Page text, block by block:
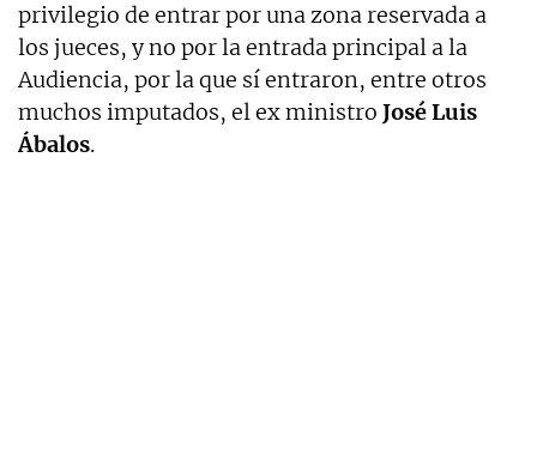
privilegio de entrar por una zona reservada a
los jueces, y no por la entrada principal a la
Audiencia, por la que sí entraron, entre otros
muchos imputados, el ex ministro José Luis
Ábalos.